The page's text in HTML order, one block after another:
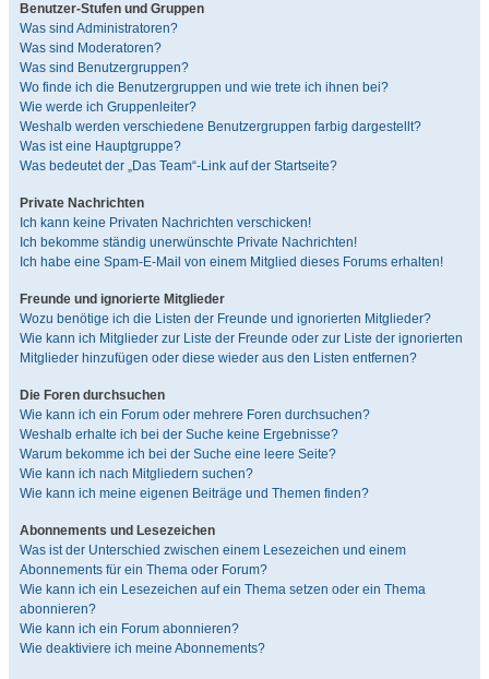
Benutzer-Stufen und Gruppen
Was sind Administratoren?
Was sind Moderatoren?
Was sind Benutzergruppen?
Wo finde ich die Benutzergruppen und wie trete ich ihnen bei?
Wie werde ich Gruppenleiter?
Weshalb werden verschiedene Benutzergruppen farbig dargestellt?
Was ist eine Hauptgruppe?
Was bedeutet der „Das Team“-Link auf der Startseite?
Private Nachrichten
Ich kann keine Privaten Nachrichten verschicken!
Ich bekomme ständig unerwünschte Private Nachrichten!
Ich habe eine Spam-E-Mail von einem Mitglied dieses Forums erhalten!
Freunde und ignorierte Mitglieder
Wozu benötige ich die Listen der Freunde und ignorierten Mitglieder?
Wie kann ich Mitglieder zur Liste der Freunde oder zur Liste der ignorierten
Mitglieder hinzufügen oder diese wieder aus den Listen entfernen?
Die Foren durchsuchen
Wie kann ich ein Forum oder mehrere Foren durchsuchen?
Weshalb erhalte ich bei der Suche keine Ergebnisse?
Warum bekomme ich bei der Suche eine leere Seite?
Wie kann ich nach Mitgliedern suchen?
Wie kann ich meine eigenen Beiträge und Themen finden?
Abonnements und Lesezeichen
Was ist der Unterschied zwischen einem Lesezeichen und einem
Abonnements für ein Thema oder Forum?
Wie kann ich ein Lesezeichen auf ein Thema setzen oder ein Thema
abonnieren?
Wie kann ich ein Forum abonnieren?
Wie deaktiviere ich meine Abonnements?